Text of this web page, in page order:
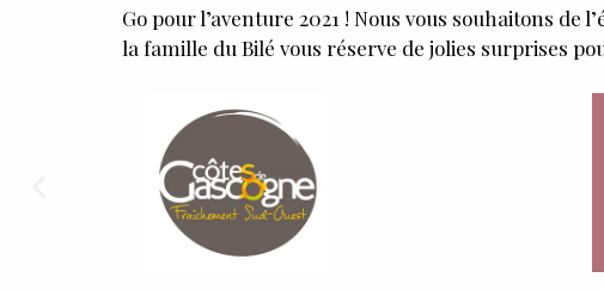
Go pour l’aventure 2021 ! Nous vous souhaitons de
la famille du Bilé vous réserve de jolies surprises